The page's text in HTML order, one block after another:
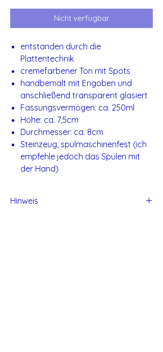
Nicht verfügbar
entstanden durch die
Plattentechnik
cremefarbener Ton mit Spots
handbemalt mit Engoben und
anschließend transparent glasiert
Fassungsvermögen: ca. 250ml
Höhe: ca. 7,5cm
Durchmesser: ca. 8cm
Steinzeug, spülmaschinenfest (ich
empfehle jedoch das Spülen mit
der Hand)
Hinweis